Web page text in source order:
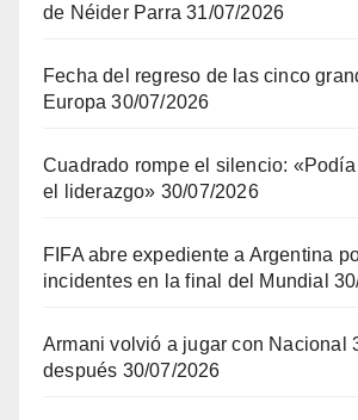
de Néider Parra 31/07/2026
Fecha del regreso de las cinco
Europa 30/07/2026
Cuadrado rompe el silencio:
el liderazgo» 30/07/2026
FIFA abre expediente a Argentina
incidentes en la final del Mundial
Armani volvió a jugar con Nacional
después 30/07/2026